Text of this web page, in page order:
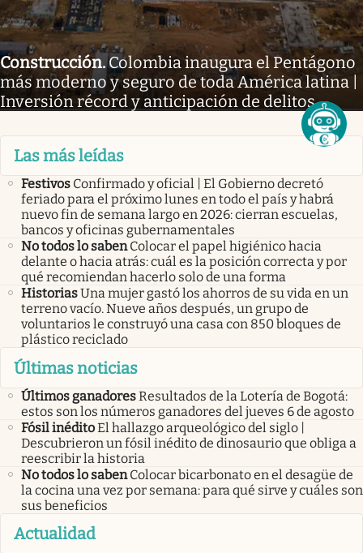
Construcción.Colombia inaugura el Pentágono
más moderno y seguro de toda América latina |
Inversión récord y anticipación de delitos
Las más leídas
Festivos Confirmado y oficial | El Gobierno decretó
feriado para el próximo lunes en todo el país y habrá
nuevo fin de semana largo en 2026: cierran escuelas,
bancos y oficinas gubernamentales
No todos lo saben Colocar el papel higiénico hacia
delante o hacia atrás: cuál es la posición correcta y por
qué recomiendan hacerlo solo de una forma
HistoriasUna mujer gastó los ahorros de su vida en un
terreno vacío. Nueve años después, un grupo de
voluntarios le construyó una casa con 850 bloques de
plástico reciclado
Últimas noticias
Últimos ganadoresResultados de la Lotería de Bogotá:
estos son los números ganadores del jueves 6 de agosto
Fósil inéditoEl hallazgo arqueológico del siglo |
Descubrieron un fósil inédito de dinosaurio que obliga a
reescribir la historia
No todos lo saben Colocar bicarbonato en el desagüe de
la cocina una vez por semana: para qué sirve y cuáles son
sus beneficios
Actualidad